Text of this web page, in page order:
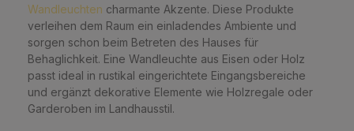
Wandleuchten charmante Akzente. Diese Produkte
verleihen dem Raum ein einladendes Ambiente und
sorgen schon beim Betreten des Hauses für
Behaglichkeit. Eine Wandleuchte aus Eisen oder Holz
passt ideal in rustikal eingerichtete Eingangsbereiche
und ergänzt dekorative Elemente wie Holzregale oder
Garderoben im Landhausstil.